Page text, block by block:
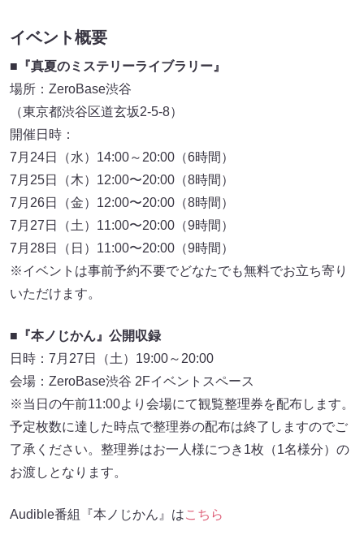
イベント概要
■ 『真夏のミステリーライブラリー』
場所：ZeroBase渋谷
（東京都渋谷区道玄坂2-5-8）
開催日時：
7月24日（水）14:00～20:00（6時間）
7月25日（木）12:00〜20:00（8時間）
7月26日（金）12:00〜20:00（8時間）
7月27日（土）11:00〜20:00（9時間）
7月28日（日）11:00〜20:00（9時間）
※イベントは事前予約不要でどなたでも無料でお立ち寄り
いただけます。
■『本ノじかん』公開収録
日時：7月27日（土）19:00～20:00
会場：ZeroBase渋谷 2Fイベントスペース
※当日の午前11:00より会場にて観覧整理券を配布します。
予定枚数に達した時点で整理券の配布は終了しますのでご
了承ください。整理券はお一人様につき1枚（1名様分）の
お渡しとなります。
Audible番組『本ノじかん』はこちら